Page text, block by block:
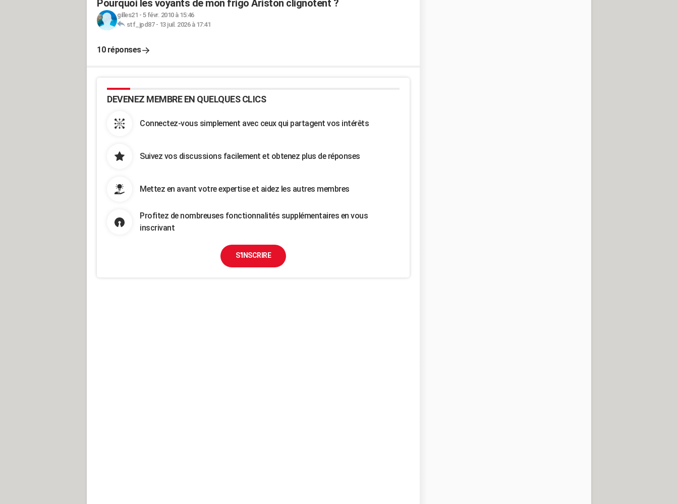
Pourquoi les voyants de mon frigo Ariston clignotent ?
gilles21 - 5 févr. 2010 à 15:46
stf_jpd87- 13 juil. 2026 à 17:41
10 réponses
DEVENEZ MEMBRE EN QUELQUES CLICS
Connectez-vous simplement avec ceux qui partagent vos intérêts
Suivez vos discussions facilement et obtenez plus de réponses
Mettez en avant votre expertise et aidez les autres membres
Profitez de nombreuses fonctionnalités supplémentaires en vous
inscrivant
S'INSCRIRE